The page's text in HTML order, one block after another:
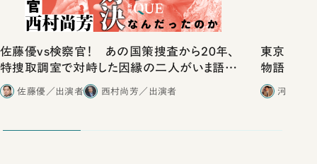
佐藤優vs検察官！ あの国策捜査から20年、
特捜取調室で対峙した因縁の二人がいま語り
合ったこと
佐藤優／出演者 西村尚芳／出演者
東京は都
物語」に
河野有